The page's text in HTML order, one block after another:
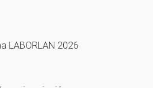
LABORLAN 2026